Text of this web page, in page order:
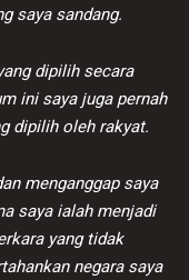
saya sandang.
dipilih secara
ini saya juga pernah
dipilih oleh rakyat.
menganggap saya
saya ialah menjadi
yang tidak
negara saya